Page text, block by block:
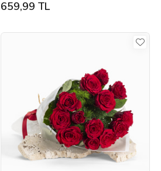
659,99 TL